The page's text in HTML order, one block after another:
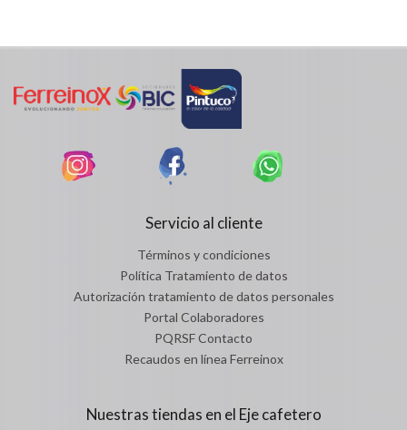
Servicio al cliente
Términos y condiciones
Política Tratamiento de datos
Autorización tratamiento de datos personales
Portal Colaboradores
PQRSF Contacto
Recaudos en línea Ferreinox
Nuestras tiendas en el Eje cafetero